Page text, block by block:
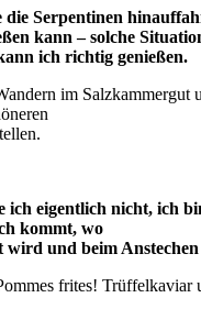
die Serpentinen
kann – solche
ich richtig genießen.
im
ich eigentlich nicht, ich
kommt, wo
wird und beim
frites! Trüffelkaviar